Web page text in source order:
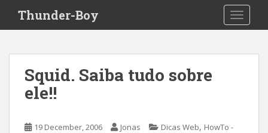
i
Thunder-Boy
Squid. Saiba tudo sobre
ele!!
19 December, 2006 Jonas Dicas Web, HowTo -